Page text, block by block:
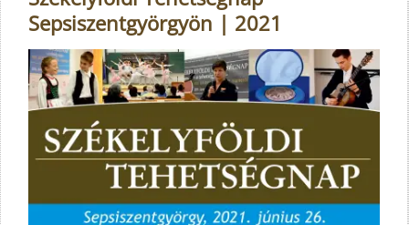
Sepsiszentgyörgyön | 2021